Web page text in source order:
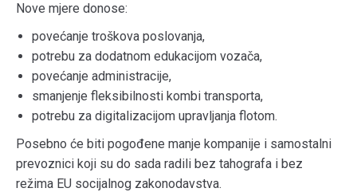
Nove mjere donose:
povećanje troškova poslovanja,
potrebu za dodatnom edukacijom vozača,
povećanje administracije,
smanjenje fleksibilnosti kombi transporta,
potrebu za digitalizacijom upravljanja flotom.
Posebno će biti pogođene manje kompanije i samostalni
prevoznici koji su do sada radili bez tahografa i bez
režima EU socijalnog zakonodavstva.